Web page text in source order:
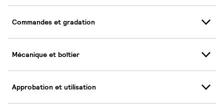
Commandes et gradation
Mécanique et boîtier
Approbation et utilisation